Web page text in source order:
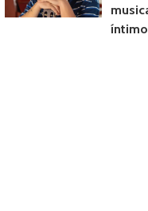
íntimo